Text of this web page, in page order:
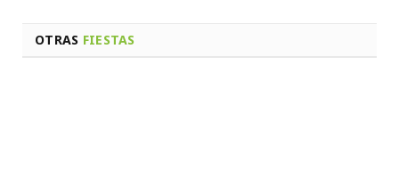
OTRAS FIESTAS